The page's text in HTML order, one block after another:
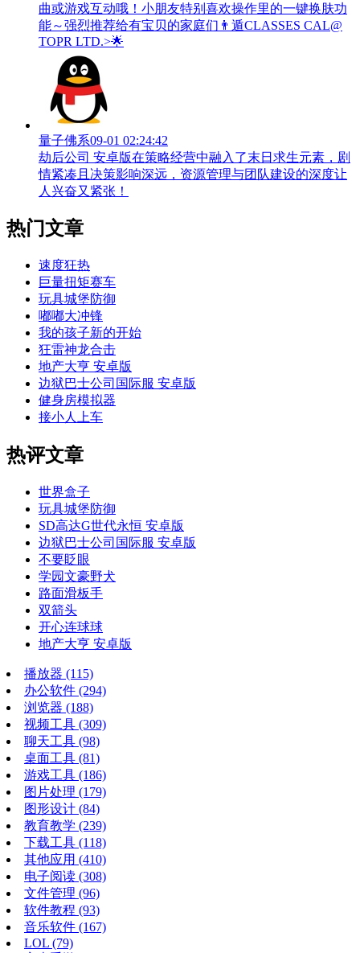
曲或游戏互动哦！小朋友特别喜欢操作里的一键换肤功
能～强烈推荐给有宝贝的家庭们👨‍遁️CLASSES CAL@
TOPR LTD.>🌟
量子佛系09-01 02:24:42
劫后公司 安卓版在策略经营中融入了末日求生元素，剧
情紧凑且决策影响深远，资源管理与团队建设的深度让
人兴奋又紧张！
热门文章
速度狂热
巨量扭矩赛车
玩具城堡防御
嘟嘟大冲锋
我的孩子新的开始
狂雷神龙合击
地产大亨 安卓版
边狱巴士公司国际服 安卓版
健身房模拟器
接小人上车
热评文章
世界盒子
玩具城堡防御
SD高达G世代永恒 安卓版
边狱巴士公司国际服 安卓版
不要眨眼
学园文豪野犬
路面滑板手
双箭头
开心连球球
地产大亨 安卓版
播放器 (115)
办公软件 (294)
浏览器 (188)
视频工具 (309)
聊天工具 (98)
桌面工具 (81)
游戏工具 (186)
图片处理 (179)
图形设计 (84)
教育教学 (239)
下载工具 (118)
其他应用 (410)
电子阅读 (308)
文件管理 (96)
软件教程 (93)
音乐软件 (167)
LOL (79)